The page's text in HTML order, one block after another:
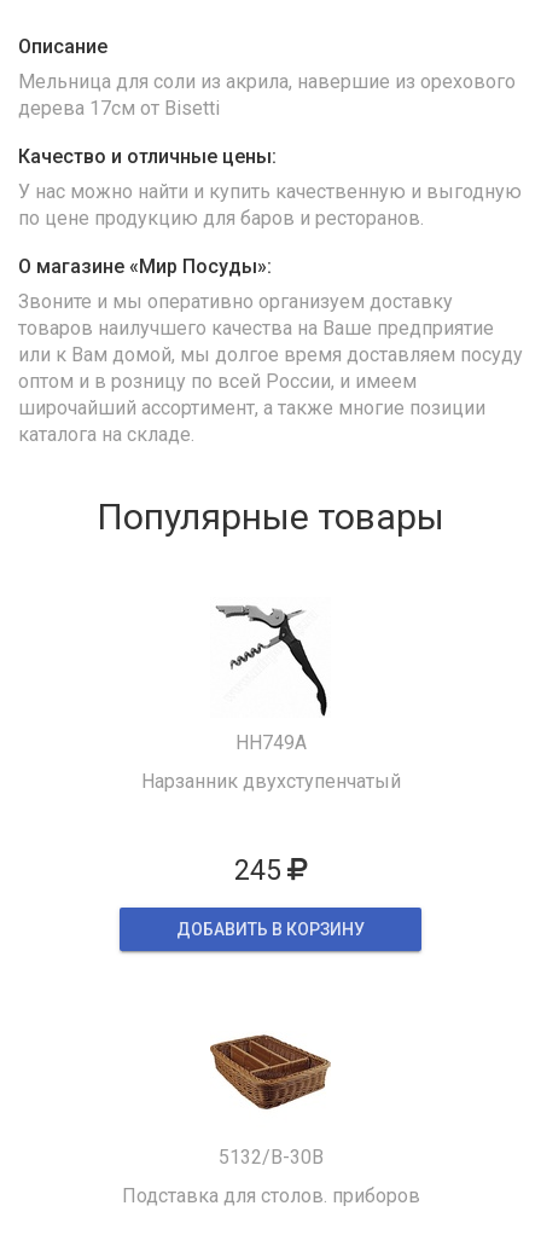
Описание
Мельница для соли из акрила, навершие из орехового
дерева 17см от Bisetti
Качество и отличные цены:
У нас можно найти и купить качественную и выгодную
по цене продукцию для баров и ресторанов.
О магазине «Мир Посуды»:
Звоните и мы оперативно организуем доставку
товаров наилучшего качества на Ваше предприятие
или к Вам домой, мы долгое время доставляем посуду
оптом и в розницу по всей России, и имеем
широчайший ассортимент, а также многие позиции
каталога на складе.
Популярные товары
HH749A
Нарзанник двухступенчатый
245
ДОБАВИТЬ В КОРЗИНУ
5132/B-30B
Подставка для столов. приборов